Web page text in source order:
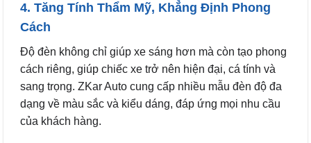
4. Tăng Tính Thẩm Mỹ, Khẳng Định Phong
Cách
Độ đèn không chỉ giúp xe sáng hơn mà còn tạo phong
cách riêng, giúp chiếc xe trở nên hiện đại, cá tính và
sang trọng. ZKar Auto cung cấp nhiều mẫu đèn độ đa
dạng về màu sắc và kiểu dáng, đáp ứng mọi nhu cầu
của khách hàng.